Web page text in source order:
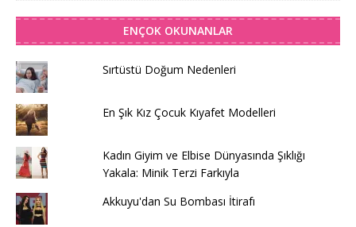
ENÇOK OKUNANLAR
Sırtüstü Doğum Nedenleri
En Şık Kız Çocuk Kıyafet Modelleri
Kadın Giyim ve Elbise Dünyasında Şıklığı
Yakala: Minik Terzi Farkıyla
Akkuyu'dan Su Bombası İtirafı